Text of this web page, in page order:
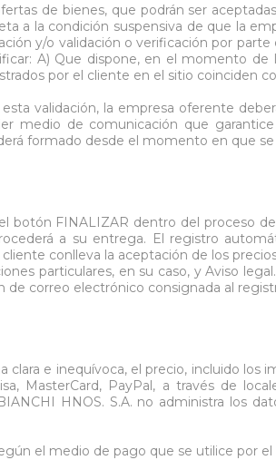
de bienes, que podrán ser
a la condición suspensiva de que la
y/o validación o verificación por
A) Que dispone, en el momento
por el cliente en el sitio coinciden
validación, la empresa oferente
medio de comunicación que
formado desde el momento en que
botón FINALIZAR dentro del proceso
a su entrega. El registro
conlleva la aceptación de los
particulares, en su caso, y Aviso
correo electrónico consignada al
e inequívoca, el precio, incluido
MasterCard, PayPal, a través de
HNOS. S.A. no administra los
el medio de pago que se utilice por el